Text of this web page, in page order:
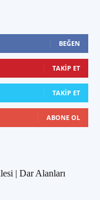
BEĞEN
TAKIP ET
TAKIP ET
ABONE OL
| Dar Alanları